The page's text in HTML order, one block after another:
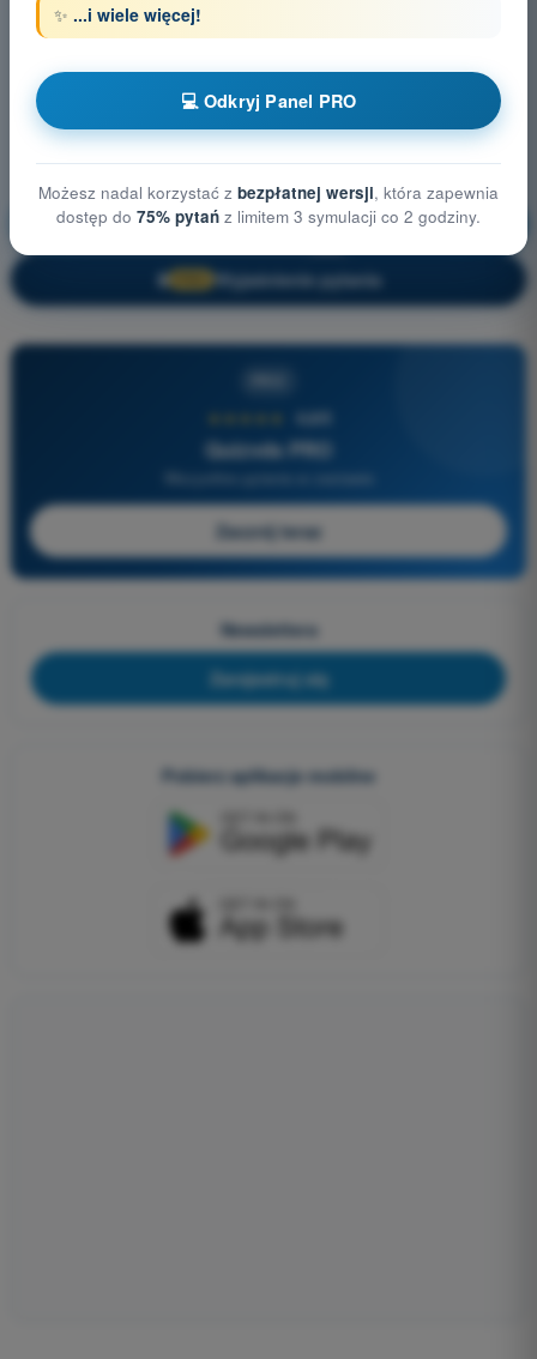
Ogólna wiedza o BSP Trening!
🔒 Wyjaśnienie pytania
4,6/5
Quizvds PRO
Zacznij teraz
Newslettera
Zarejestruj się
Pobierz aplikacje mobilne
✨ ...i wiele więcej!
💻 Odkryj Panel PRO
Możesz nadal korzystać z bezpłatnej wersji, która zapewnia
dostęp do 75% pytań z limitem 3 symulacji co 2 godziny.